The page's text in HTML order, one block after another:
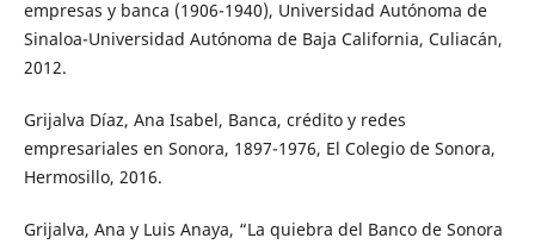
empresas y banca (1906-1940), Universidad Autónoma de
Sinaloa-Universidad Autónoma de Baja California, Culiacán,
2012.
Grijalva Díaz, Ana Isabel, Banca, crédito y redes
empresariales en Sonora, 1897-1976, El Colegio de Sonora,
Hermosillo, 2016.
Grijalva, Ana y Luis Anaya, “La quiebra del Banco de Sonora